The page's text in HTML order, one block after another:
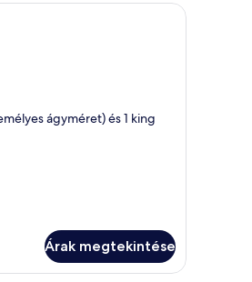
és egy asztal, rajta gyümölcsökkel.
Egy modern nappali, melyben található
ágyméret) és 1 king
Árak megtekintése